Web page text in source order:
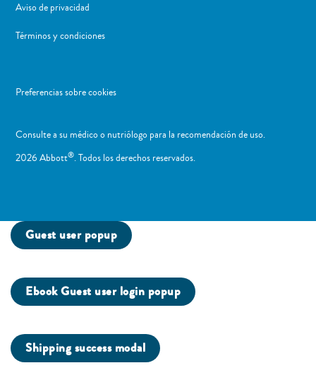
Aviso de privacidad
Términos y condiciones
Preferencias sobre cookies
Consulte a su médico o nutriólogo para la recomendación de uso. ​
2026 Abbott®. Todos los derechos reservados.
Guest user popup
Ebook Guest user login popup
Shipping success modal